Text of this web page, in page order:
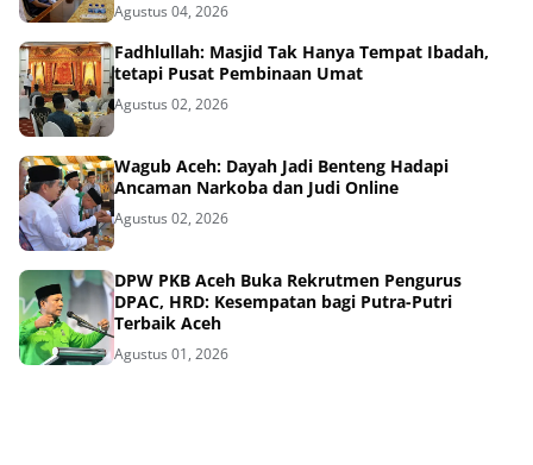
Agustus 04, 2026
Fadhlullah: Masjid Tak Hanya Tempat Ibadah,
tetapi Pusat Pembinaan Umat
Agustus 02, 2026
Wagub Aceh: Dayah Jadi Benteng Hadapi
Ancaman Narkoba dan Judi Online
Agustus 02, 2026
DPW PKB Aceh Buka Rekrutmen Pengurus
DPAC, HRD: Kesempatan bagi Putra-Putri
Terbaik Aceh
Agustus 01, 2026